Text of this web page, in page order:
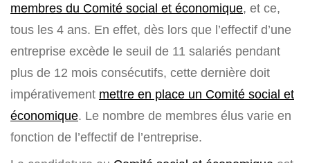
membres du Comité social et économique, et ce,
tous les 4 ans. En effet, dès lors que l’effectif d’une
entreprise excède le seuil de 11 salariés pendant
plus de 12 mois consécutifs, cette dernière doit
impérativement mettre en place un Comité social et
économique. Le nombre de membres élus varie en
fonction de l’effectif de l’entreprise.